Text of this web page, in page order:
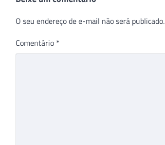
O seu endereço de e-mail não será publicado.
Comentário *